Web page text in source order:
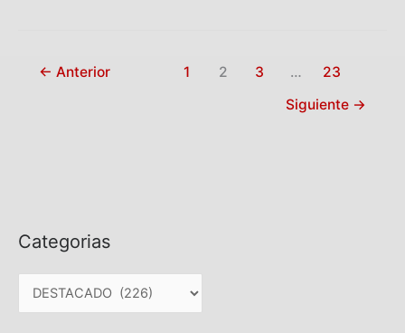
← Anterior 1 2 3 …
23
Siguiente →
Categorias
C